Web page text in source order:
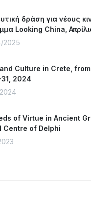
δράση για νέους
Looking China,
2025
Culture in Crete,
2024
of Virtue in Ancient
Centre of Delphi